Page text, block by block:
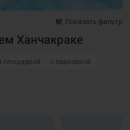
Показать фильтр
Ханчакраке
площадкой
с парковкой